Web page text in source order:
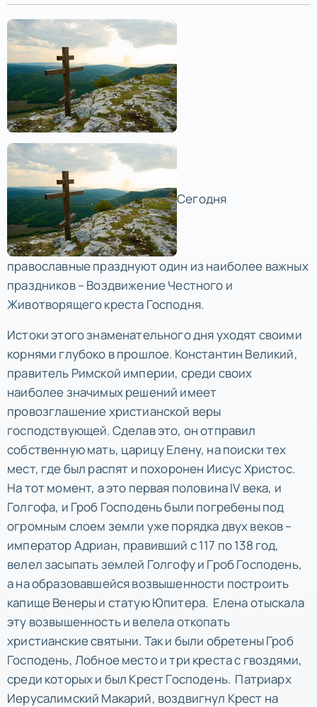
Сегодня
православные празднуют один из наиболее важных
праздников – Воздвижение Честного и
Животворящего креста Господня.
Истоки этого знаменательного дня уходят своими
корнями глубоко в прошлое. Константин Великий,
правитель Римской империи, среди своих
наиболее значимых решений имеет
провозглашение христианской веры
господствующей. Сделав это, он отправил
собственную мать, царицу Елену, на поиски тех
мест, где был распят и похоронен Иисус Христос.
На тот момент, а это первая половина IV века, и
Голгофа, и Гроб Господень были погребены под
огромным слоем земли уже порядка двух веков –
император Адриан, правивший с 117 по 138 год,
велел засыпать землей Голгофу и Гроб Господень,
а на образовавшейся возвышенности построить
капище Венеры и статую Юпитера. Елена отыскала
эту возвышенность и велела откопать
христианские святыни. Так и были обретены Гроб
Господень, Лобное место и три креста с гвоздями,
среди которых и был Крест Господень. Патриарх
Иерусалимский Макарий, воздвигнул Крест на